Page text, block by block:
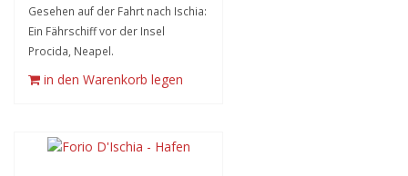
Gesehen auf der Fahrt nach Ischia:
Ein Fährschiff vor der Insel
Procida, Neapel.
in den Warenkorb legen